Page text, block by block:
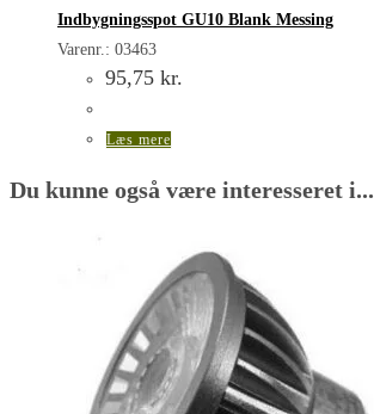
Indbygningsspot GU10 Blank Messing
Varenr.: 03463
95,75 kr.
Læs mere
Du kunne også være interesseret i...